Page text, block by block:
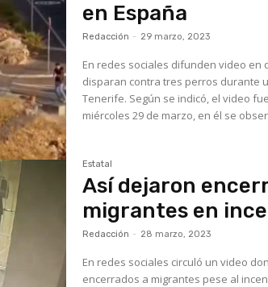
en España
Redacción - 29 marzo, 2023
En redes sociales difunden video en
disparan contra tres perros durante
Tenerife. Según se indicó, el video fue grabado la mañana de este
miércoles 29 de marzo, en él se
Estatal
Así dejaron
migrantes en
Redacción - 28 marzo, 2023
En redes sociales circuló un video
encerrados a migrantes pese al